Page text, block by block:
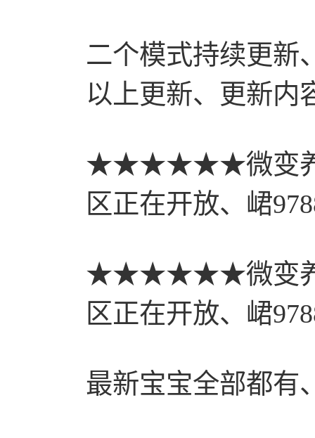
二个模式持续更新
以上更新、更新内
★★★★★★微变
区正在开放、峮
★★★★★★微变
区正在开放、峮
最新宝宝全部都有